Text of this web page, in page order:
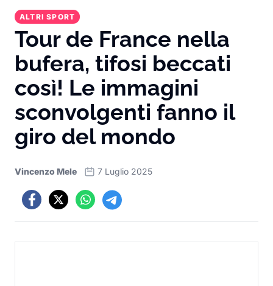
ALTRI SPORT
Tour de France nella
bufera, tifosi beccati
così! Le immagini
sconvolgenti fanno il
giro del mondo
Vincenzo Mele 7 Luglio 2025